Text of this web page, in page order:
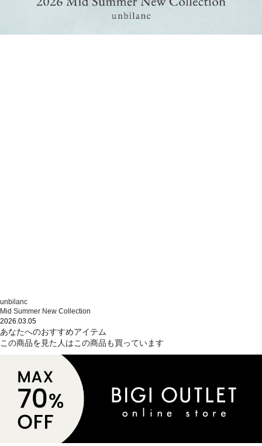
unbilanc
Mid Summer New Collection
2026.03.05
あなたへのおすすめアイテム
この商品を見た人はこの商品も買っています